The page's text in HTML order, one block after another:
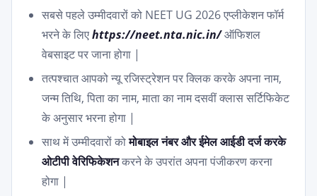
सबसे पहले उम्मीदवारों को NEET UG 2026 एप्लीकेशन फॉर्म
भरने के लिएhttps://neet.nta.nic.in/ऑफिशल
वेबसाइट पर जाना होगा |
तत्पश्चात आपको न्यू रजिस्ट्रेशन पर क्लिक करके अपना नाम,
जन्म तिथि, पिता का नाम, माता का नाम दसवीं क्लास सर्टिफिकेट
के अनुसार भरना होगा |
साथ में उम्मीदवारों कोमोबाइल नंबर और ईमेल आईडी दर्ज करके
ओटीपी वेरिफिकेशनकरने के उपरांत अपना पंजीकरण करना
होगा |